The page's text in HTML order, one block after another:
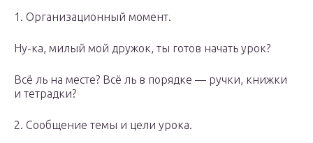
1. Организационный момент.
Ну-ка, милый мой дружок, ты готов начать урок?
Всё ль на месте? Всё ль в порядке — ручки, книжки
и тетрадки?
2. Сообщение темы и цели урока.